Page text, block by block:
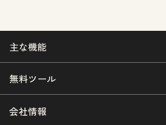
主な機能
無料ツール
会社情報